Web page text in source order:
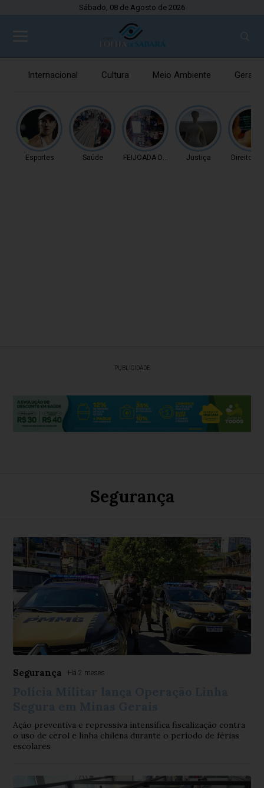
Sábado, 08 de Agosto de 2026
Internacional Cultura Meio Ambiente Gerais
Esportes Saúde FEIJOADA DA PROPAGAN
Justiça Direitos
PUBLICIDADE
Segurança
Segurança Há 2 meses
Ação preventiva e repressiva intensifica fiscalização contra
o uso de cerol e linha chilena durante o período de férias
escolares